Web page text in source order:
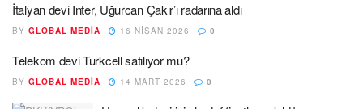
İtalyan devi Inter, Uğurcan Çakır’ı radarına aldı
BY GLOBAL MEDIA 16 NISAN 2026 0
Telekom devi Turkcell satılıyor mu?
BY GLOBAL MEDIA 14 MART 2026 0